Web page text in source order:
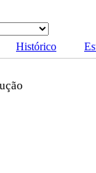
Histórico